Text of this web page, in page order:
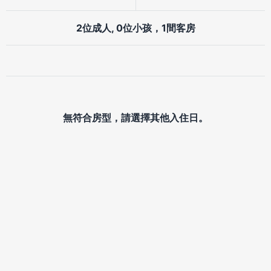
2位成人, 0位小孩，1間客房
無符合房型，請選擇其他入住日。